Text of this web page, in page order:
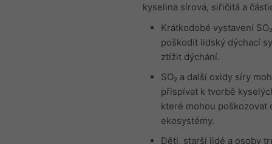
kyselina sírová, siřičitá a
Krátkodobé vystavení
poškodit lidský dýchací
ztížit dýchání.
SO₂ a další oxidy síry
přispívat k tvorbě
které mohou poškozovat
ekosystémy.
Děti, starší lidé a osoby